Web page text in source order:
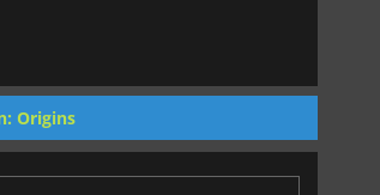
Origins